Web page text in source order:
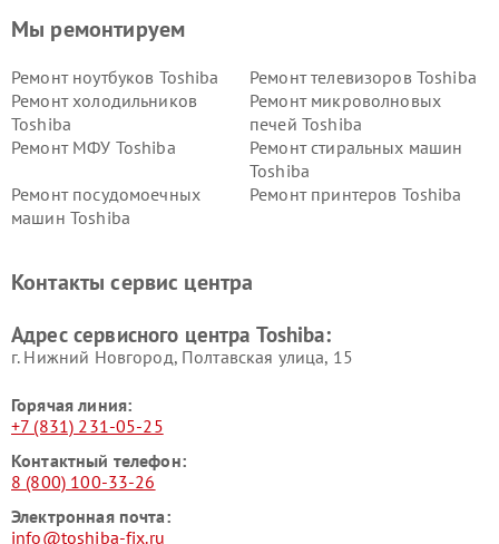
Мы ремонтируем
Ремонт ноутбуков Toshiba
Ремонт телевизоров Toshiba
Ремонт холодильников
Toshiba
Ремонт микроволновых
печей Toshiba
Ремонт МФУ Toshiba
Ремонт стиральных машин
Toshiba
Ремонт посудомоечных
машин Toshiba
Ремонт принтеров Toshiba
Контакты сервис центра
Адрес сервисного центра Toshiba:
г. Нижний Новгород, Полтавская улица, 15
Горячая линия:
+7 (831) 231-05-25
Контактный телефон:
8 (800) 100-33-26
Электронная почта:
info@toshiba-fix.ru